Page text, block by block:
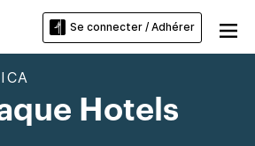
Se connecter / Adhérer
Hotels